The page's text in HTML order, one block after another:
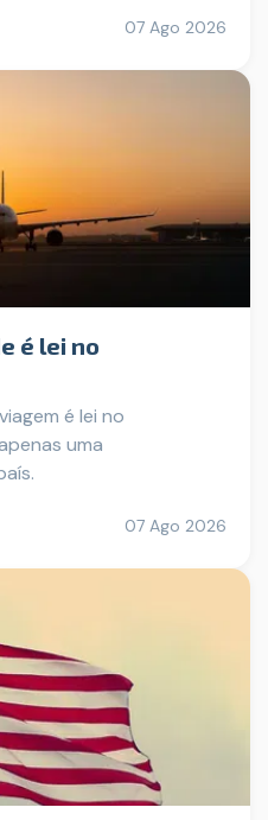
07 Ago 2026
é lei no
é lei no
uma
07 Ago 2026